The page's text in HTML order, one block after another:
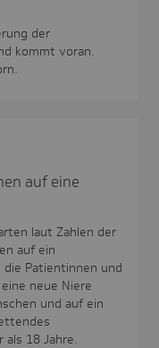
der
kommt voran.
auf eine
laut Zahlen der
auf ein
Patientinnen und
neue Niere
und auf ein
als 18 Jahre.